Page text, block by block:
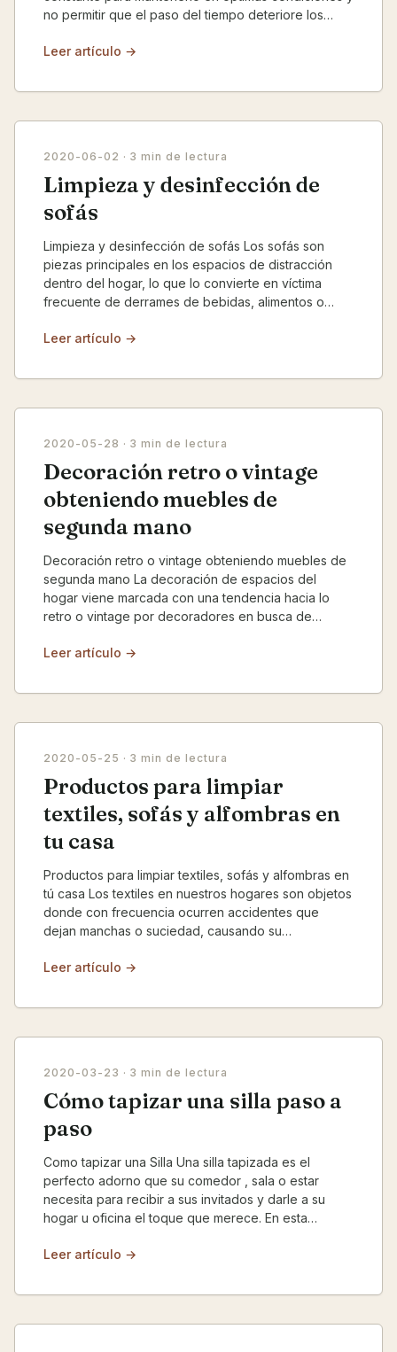
no permitir que el paso del tiempo deteriore los
Leer artículo →
2020-06-02 · 3 min de lectura
Limpieza y desinfección de
sofás
Limpieza y desinfección de sofás Los sofás son
piezas principales en los espacios de distracción
dentro del hogar, lo que lo convierte en víctima
frecuente de derrames de bebidas, alimentos o
Leer artículo →
2020-05-28 · 3 min de lectura
Decoración retro o vintage
obteniendo muebles de
segunda mano
Decoración retro o vintage obteniendo muebles de
segunda mano La decoración de espacios del
hogar viene marcada con una tendencia hacia lo
retro o vintage por decoradores en busca de
Leer artículo →
2020-05-25 · 3 min de lectura
Productos para limpiar
textiles, sofás y alfombras en
tu casa
Productos para limpiar textiles, sofás y alfombras en
tú casa Los textiles en nuestros hogares son objetos
donde con frecuencia ocurren accidentes que
dejan manchas o suciedad, causando su
Leer artículo →
2020-03-23 · 3 min de lectura
Cómo tapizar una silla paso a
paso
Como tapizar una Silla Una silla tapizada es el
perfecto adorno que su comedor , sala o estar
necesita para recibir a sus invitados y darle a su
hogar u oficina el toque que merece. En esta
Leer artículo →